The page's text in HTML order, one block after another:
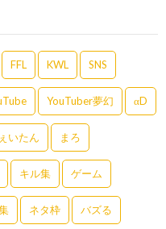
FFL KWL SNS
YouTuber夢幻 αD
いたん まろ
キル集 ゲーム
ネタ枠 バズる